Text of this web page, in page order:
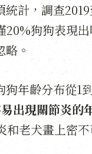
計，調查
20%狗狗表現
。
年齡分布從1
出現關節炎的
老犬畫上密不